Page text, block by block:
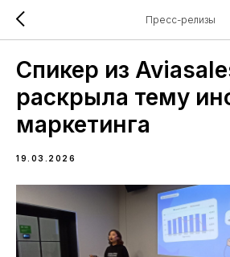
Пресс-релизы
Спикер из
раскрыла тему
маркетинга
19.03.2026